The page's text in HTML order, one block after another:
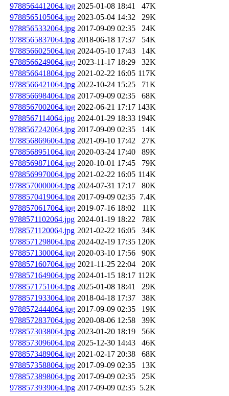
9788564412064.jpg 2025-01-08 18:41
47K
9788565105064.jpg 2023-05-04 14:32
29K
9788565332064.jpg 2017-09-09 02:35
24K
9788565837064.jpg 2018-06-18 17:37
54K
9788566025064.jpg 2024-05-10 17:43
14K
9788566249064.jpg 2023-11-17 18:29
32K
9788566418064.jpg 2021-02-22 16:05 117K
9788566421064.jpg 2022-10-24 15:25
71K
9788566984064.jpg 2017-09-09 02:35
68K
9788567002064.jpg 2022-06-21 17:17 143K
9788567114064.jpg 2024-01-29 18:33 194K
9788567242064.jpg 2017-09-09 02:35
14K
9788568696064.jpg 2021-09-10 17:42
27K
9788568951064.jpg 2020-03-24 17:40
89K
9788569871064.jpg 2020-10-01 17:45
79K
9788569970064.jpg 2021-02-22 16:05 114K
9788570000064.jpg 2024-07-31 17:17
80K
9788570419064.jpg 2017-09-09 02:35 7.4K
9788570617064.jpg 2019-07-16 18:02
11K
9788571102064.jpg 2024-01-19 18:22
78K
9788571120064.jpg 2021-02-22 16:05
34K
9788571298064.jpg 2024-02-19 17:35 120K
9788571300064.jpg 2020-03-10 17:56
90K
9788571607064.jpg 2021-11-25 22:04
20K
9788571649064.jpg 2024-01-15 18:17 112K
9788571751064.jpg 2025-01-08 18:41
29K
9788571933064.jpg 2018-04-18 17:37
38K
9788572444064.jpg 2017-09-09 02:35
19K
9788572837064.jpg 2020-08-06 12:58
39K
9788573038064.jpg 2023-01-20 18:19
56K
9788573096064.jpg 2025-12-30 14:43
46K
9788573489064.jpg 2021-02-17 20:38
68K
9788573588064.jpg 2017-09-09 02:35
13K
9788573898064.jpg 2017-09-09 02:35
25K
9788573939064.jpg 2017-09-09 02:35 5.2K